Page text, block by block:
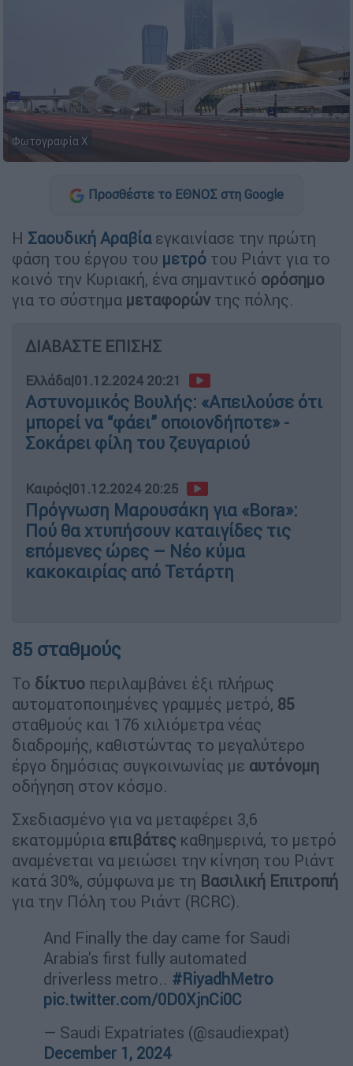
Φωτογραφία Χ
Προσθέστε το ΕΘΝΟΣ στη Google
Η Σαουδική Αραβίαεγκαινίασε την πρώτη
φάση του έργου του μετρό του Ριάντ για το
κοινό την Κυριακή, ένα σημαντικό ορόσημο
για το σύστημα μεταφορών της πόλης.
ΔΙΑΒΑΣΤΕ ΕΠΙΣΗΣ
Ελλάδα|01.12.2024 20:21
Αστυνομικός Βουλής: «Απειλούσε ότι
μπορεί να “φάει” οποιονδήποτε» -
Σοκάρει φίλη του ζευγαριού
Καιρός|01.12.2024 20:25
Πρόγνωση Μαρουσάκη για «Bora»:
Πού θα χτυπήσουν καταιγίδες τις
επόμενες ώρες – Νέο κύμα
κακοκαιρίας από Τετάρτη
85 σταθμούς
Το δίκτυο περιλαμβάνει έξι πλήρως
αυτοματοποιημένες γραμμές μετρό, 85
σταθμούς και 176 χιλιόμετρα νέας
διαδρομής, καθιστώντας το μεγαλύτερο
έργο δημόσιας συγκοινωνίας με αυτόνομη
οδήγηση στον κόσμο.
Σχεδιασμένο για να μεταφέρει 3,6
εκατομμύρια επιβάτες καθημερινά, το μετρό
αναμένεται να μειώσει την κίνηση του Ριάντ
κατά 30%, σύμφωνα με τη Βασιλική Επιτροπή
για την Πόλη του Ριάντ (RCRC).
And Finally the day came for Saudi
Arabia's first fully automated
driverless metro.. #RiyadhMetro
pic.twitter.com/0D0XjnCi0C
— Saudi Expatriates (@saudiexpat)
December 1, 2024